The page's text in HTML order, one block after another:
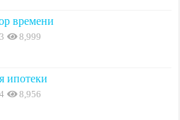
времени
8,999
ипотеки
8,956